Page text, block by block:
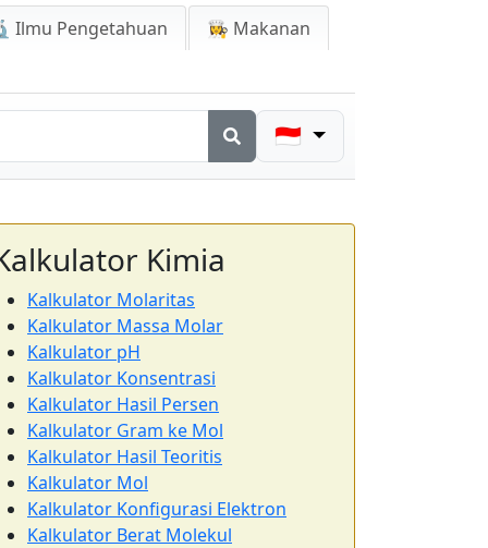
Ilmu Pengetahuan
👩‍🍳 Makanan
🇮🇩
Kimia
Kalkulator Molaritas
Kalkulator Massa Molar
Kalkulator pH
Kalkulator Konsentrasi
Kalkulator Hasil Persen
Kalkulator Gram ke Mol
Kalkulator Hasil Teoritis
Kalkulator Mol
Kalkulator Konfigurasi Elektron
Kalkulator Berat Molekul